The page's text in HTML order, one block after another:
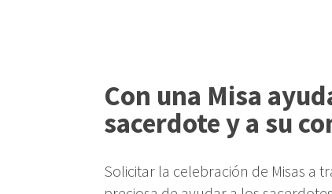
Con una Misa
sacerdote y a su
Solicitar la celebración de Misas a